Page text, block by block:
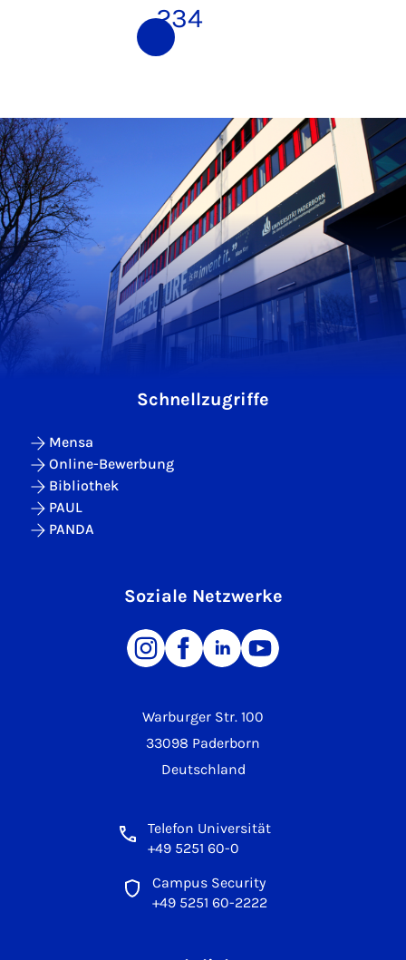
1 234
Warburger Str. 100
33098 Paderborn
Deutschland
Telefon Universität
+49 5251 60-0
Campus Security
+49 5251 60-2222
Schnellzugriffe
Mensa
Online-Bewerbung
Bibliothek
PAUL
PANDA
Soziale Netzwerke